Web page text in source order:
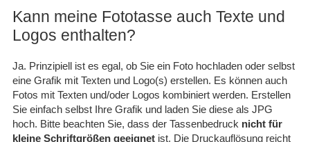
Kann meine Fototasse auch Texte und
Logos enthalten?
Ja. Prinzipiell ist es egal, ob Sie ein Foto hochladen oder selbst
eine Grafik mit Texten und Logo(s) erstellen. Es können auch
Fotos mit Texten und/oder Logos kombiniert werden. Erstellen
Sie einfach selbst Ihre Grafik und laden Sie diese als JPG
hoch. Bitte beachten Sie, dass der Tassenbedruck nicht für
kleine Schriftgrößen geeignet ist. Die Druckauflösung reicht